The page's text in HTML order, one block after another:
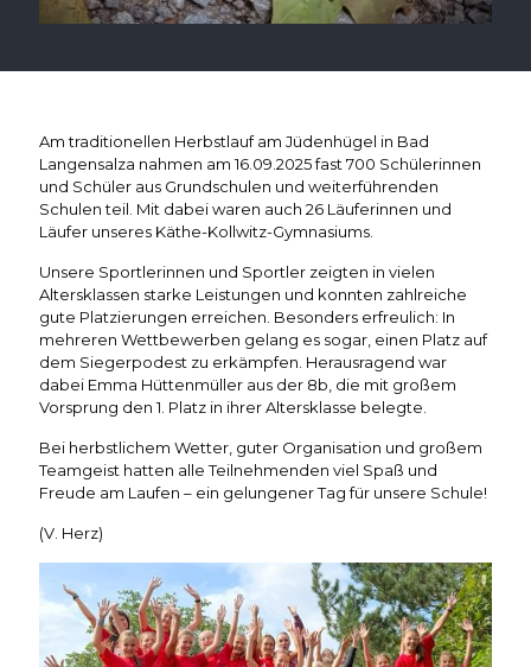
Am traditionellen Herbstlauf am Jüdenhügel in Bad
Langensalza nahmen am 16.09.2025 fast 700 Schülerinnen
und Schüler aus Grundschulen und weiterführenden
Schulen teil. Mit dabei waren auch 26 Läuferinnen und
Läufer unseres Käthe-Kollwitz-Gymnasiums.
Unsere Sportlerinnen und Sportler zeigten in vielen
Altersklassen starke Leistungen und konnten zahlreiche
gute Platzierungen erreichen. Besonders erfreulich: In
mehreren Wettbewerben gelang es sogar, einen Platz auf
dem Siegerpodest zu erkämpfen. Herausragend war
dabei Emma Hüttenmüller aus der 8b, die mit großem
Vorsprung den 1. Platz in ihrer Altersklasse belegte.
Bei herbstlichem Wetter, guter Organisation und großem
Teamgeist hatten alle Teilnehmenden viel Spaß und
Freude am Laufen – ein gelungener Tag für unsere Schule!
(V. Herz)